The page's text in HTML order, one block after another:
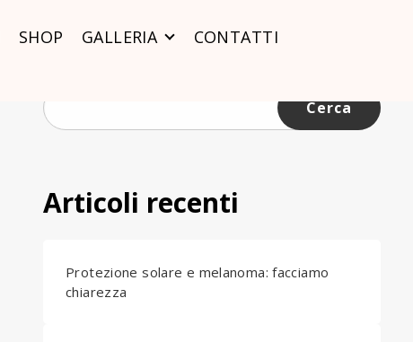
SHOP GALLERIA
CONTATTI
per:
Articoli recenti
Protezione solare e melanoma: facciamo
chiarezza